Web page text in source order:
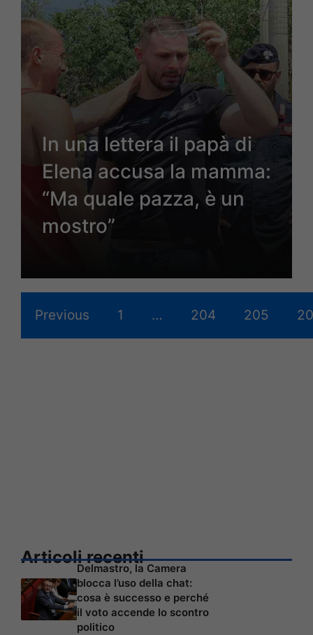
In una lettera il papà di
Elena accusa la mamma:
“Ma quale pazza, è un
mostro”
Previous 1 … 204 205
Articoli recenti
Delmastro, la Camera
blocca l’uso della chat:
cosa è successo e perché
il voto accende lo scontro
politico